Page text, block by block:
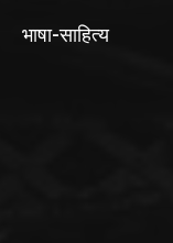
भाषा-साहित्य